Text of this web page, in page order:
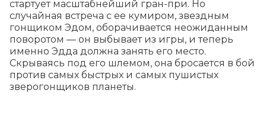
стартует масштабнейший гран-при. Но
случайная встреча с ее кумиром, звездным
гонщиком Эдом, оборачивается неожиданным
поворотом — он выбывает из игры, и теперь
именно Эдда должна занять его место.
Скрываясь под его шлемом, она бросается в бой
против самых быстрых и самых пушистых
зверогонщиков планеты.